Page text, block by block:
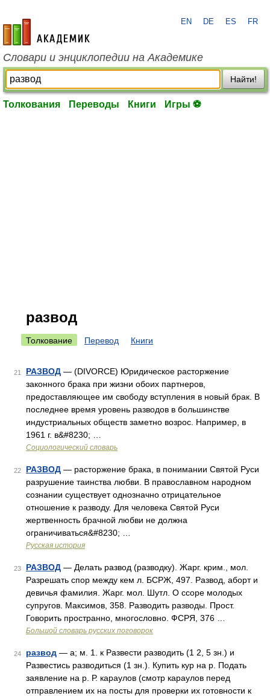
academic.ru
EN DE ES FR
Словари и энциклопедии на Академике
Найти!
Толкования Переводы Книги Игры ⚽
развод
Толкование Перевод Книги
21 РАЗВОД — (DIVORCE) Юридическое расторжение
законного брака при жизни обоих партнеров,
предоставляющее им свободу вступления в новый брак. В
последнее время уровень разводов в большинстве
индустриальных обществ заметно возрос. Например, в
1961 г. в&#8230; …
Социологический словарь
22 РАЗВОД — расторжение брака, в понимании Святой Руси
разрушение таинства любви. В православном народном
сознании существует однозначно отрицательное
отношение к разводу. Для человека Святой Руси
жертвенность брачной любви не должна
ограничиваться&#8230; …
Русская история
23 РАЗВОД — Делать развод (разводку). Жарг. крим., мол.
Разрешать спор между кем л. БСРЖ, 497. Развод, аборт и
девичья фамилия. Жарг. мол. Шутл. О ссоре молодых
супругов. Максимов, 358. Разводить разводы. Прост.
Говорить пространно, многословно. ФСРЯ, 376 …
Большой словарь русских поговорок
24 развод — а; м. 1. к Развести разводить (1 2, 5 зн.) и
Развестись разводиться (1 зн.). Купить кур на р. Подать
заявление на р. Р. караулов (смотр караулов перед
отправлением их на посты для проверки их готовности к